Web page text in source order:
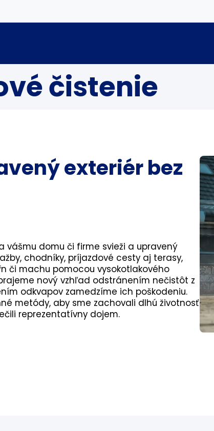
čistenie
exteriér bez
vášmu domu či firme svieži a upravený
chodníky, príjazdové cesty aj terasy,
či machu pomocou vysokotlakového
nový vzhľad odstránením nečistôt z
odkvapov zamedzíme ich poškodeniu.
metódy, aby sme zachovali dlhú životnosť
reprezentatívny dojem.